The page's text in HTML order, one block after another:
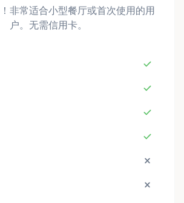
非常适合小型餐厅或首次使用的用
户。无需信用卡。